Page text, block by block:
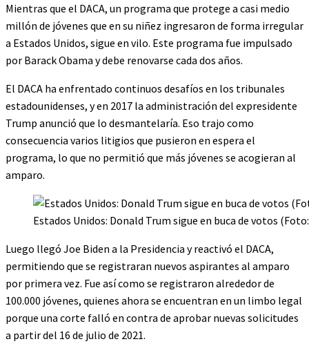
Mientras que el DACA, un programa que protege a casi medio
millón de jóvenes que en su niñez ingresaron de forma irregular
a Estados Unidos, sigue en vilo. Este programa fue impulsado
por Barack Obama y debe renovarse cada dos años.
El DACA ha enfrentado continuos desafíos en los tribunales
estadounidenses, y en 2017 la administración del expresidente
Trump anunció que lo desmantelaría. Eso trajo como
consecuencia varios litigios que pusieron en espera el
programa, lo que no permitió que más jóvenes se acogieran al
amparo.
Estados Unidos: Donald Trum sigue en buca de votos
Luego llegó Joe Biden a la Presidencia y reactivó el DACA,
permitiendo que se registraran nuevos aspirantes al amparo
por primera vez. Fue así como se registraron alrededor de
100.000 jóvenes, quienes ahora se encuentran en un limbo legal
porque una corte falló en contra de aprobar nuevas solicitudes
a partir del 16 de julio de 2021.